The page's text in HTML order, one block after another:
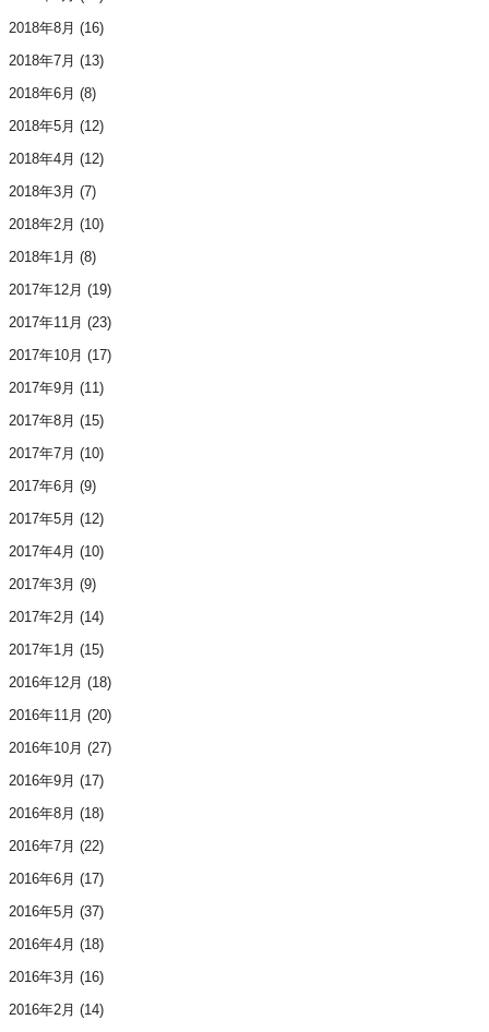
2018年8月 (16)
2018年7月 (13)
2018年6月 (8)
2018年5月 (12)
2018年4月 (12)
2018年3月 (7)
2018年2月 (10)
2018年1月 (8)
2017年12月 (19)
2017年11月 (23)
2017年10月 (17)
2017年9月 (11)
2017年8月 (15)
2017年7月 (10)
2017年6月 (9)
2017年5月 (12)
2017年4月 (10)
2017年3月 (9)
2017年2月 (14)
2017年1月 (15)
2016年12月 (18)
2016年11月 (20)
2016年10月 (27)
2016年9月 (17)
2016年8月 (18)
2016年7月 (22)
2016年6月 (17)
2016年5月 (37)
2016年4月 (18)
2016年3月 (16)
2016年2月 (14)